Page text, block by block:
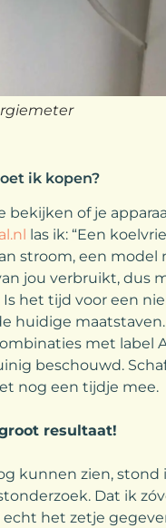
ik kopen?
bekijken of je
las ik: “Een
stroom, een
jou verbruikt, dus
het tijd voor een
huidige
met label
beschouwd.
nog een tijdje mee.
resultaat!
kunnen zien,
Dat ik
het zetje